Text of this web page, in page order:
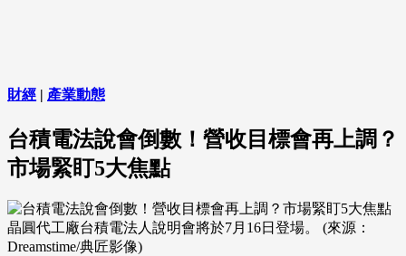
財經 | 產業動態
台積電法說會倒數！營收目標會再上調？
市場緊盯5大焦點
晶圓代工廠台積電法人說明會將於7月16日登場。 (來源：
Dreamstime/典匠影像)